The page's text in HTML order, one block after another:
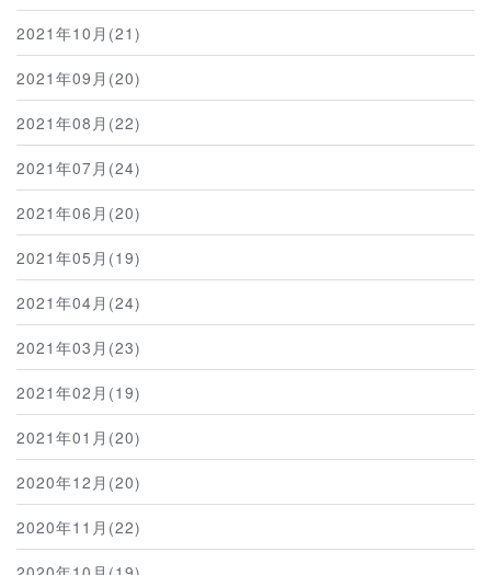
2021年10月(21)
2021年09月(20)
2021年08月(22)
2021年07月(24)
2021年06月(20)
2021年05月(19)
2021年04月(24)
2021年03月(23)
2021年02月(19)
2021年01月(20)
2020年12月(20)
2020年11月(22)